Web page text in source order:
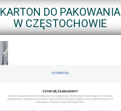
KARTON DO PAKOWANIA
W CZĘSTOCHOWIE